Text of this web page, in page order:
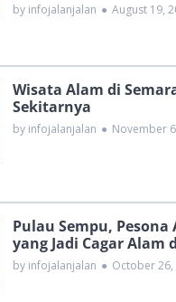
by infojalanjalan ● August 19,
Wisata Alam di
Sekitarnya
by infojalanjalan ● November
Pulau Sempu,
yang Jadi Cagar Alam
by infojalanjalan ● October 26,